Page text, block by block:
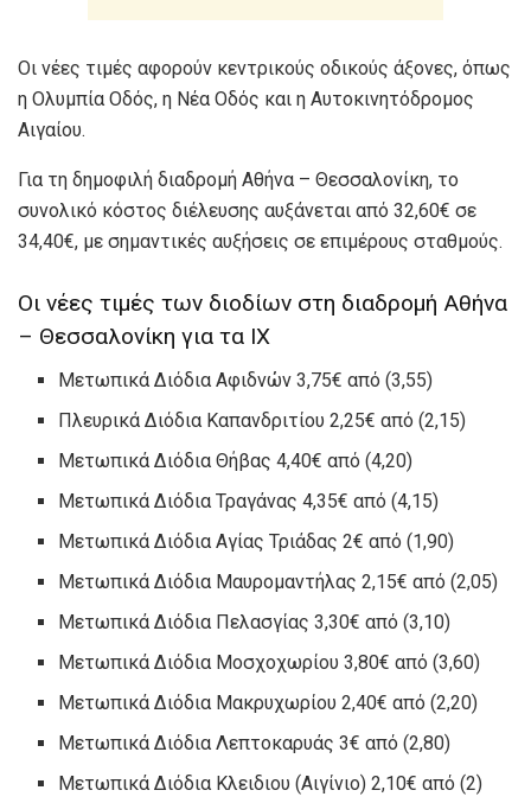
Οι νέες τιμές αφορούν κεντρικούς οδικούς άξονες, όπως
η Ολυμπία Οδός, η Νέα Οδός και η Αυτοκινητόδρομος
Αιγαίου.
Για τη δημοφιλή διαδρομή Αθήνα – Θεσσαλονίκη, το
συνολικό κόστος διέλευσης αυξάνεται από 32,60€ σε
34,40€, με σημαντικές αυξήσεις σε επιμέρους σταθμούς.
Οι νέες τιμές των διοδίων στη διαδρομή Αθήνα
– Θεσσαλονίκη για τα ΙΧ
Μετωπικά Διόδια Αφιδνών 3,75€ από (3,55)
Πλευρικά Διόδια Καπανδριτίου 2,25€ από (2,15)
Μετωπικά Διόδια Θήβας 4,40€ από (4,20)
Μετωπικά Διόδια Τραγάνας 4,35€ από (4,15)
Μετωπικά Διόδια Αγίας Τριάδας 2€ από (1,90)
Μετωπικά Διόδια Μαυρομαντήλας 2,15€ από (2,05)
Μετωπικά Διόδια Πελασγίας 3,30€ από (3,10)
Μετωπικά Διόδια Μοσχοχωρίου 3,80€ από (3,60)
Μετωπικά Διόδια Μακρυχωρίου 2,40€ από (2,20)
Μετωπικά Διόδια Λεπτοκαρυάς 3€ από (2,80)
Μετωπικά Διόδια Κλειδιου (Αιγίνιο) 2,10€ από (2)